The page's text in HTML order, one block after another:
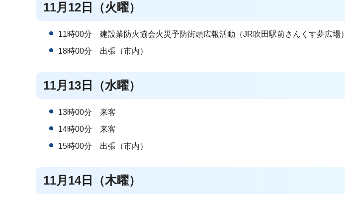
11月12日（火曜）
11時00分 建設業防火協会火災予防街頭広報活動（JR吹田駅前さんくす夢広場）
18時00分 出張（市内）
11月13日（水曜）
13時00分 来客
14時00分 来客
15時00分 出張（市内）
11月14日（木曜）